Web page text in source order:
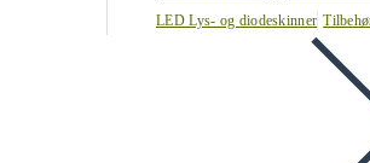
LED Lys- og diodeskinner